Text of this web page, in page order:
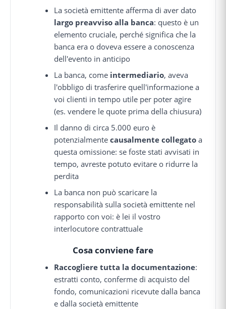
La società emittente afferma di aver dato
largo preavviso alla banca: questo è un
elemento cruciale, perché significa che la
banca era o doveva essere a conoscenza
dell'evento in anticipo
La banca, come intermediario, aveva
l'obbligo di trasferire quell'informazione a
voi clienti in tempo utile per poter agire
(es. vendere le quote prima della chiusura)
Il danno di circa 5.000 euro è
potenzialmentecausalmente collegato a
questa omissione: se foste stati avvisati in
tempo, avreste potuto evitare o ridurre la
perdita
La banca non può scaricare la
responsabilità sulla società emittente nel
rapporto con voi: è lei il vostro
interlocutore contrattuale
Cosa conviene fare
Raccogliere tutta la documentazione:
estratti conto, conferme di acquisto del
fondo, comunicazioni ricevute dalla banca
e dalla società emittente